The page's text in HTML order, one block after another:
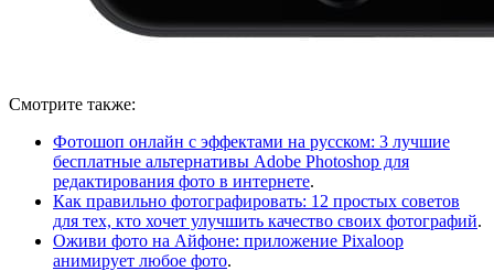
Смотрите также:
Фотошоп онлайн с эффектами на русском: 3 лучшие
бесплатные альтернативы Adobe Photoshop для
редактирования фото в интернете.
Как правильно фотографировать: 12 простых советов
для тех, кто хочет улучшить качество своих фотографий.
Оживи фото на Айфоне: приложение Pixaloop
анимирует любое фото.